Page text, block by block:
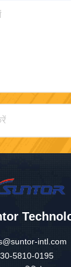
intl.com
5810-0195